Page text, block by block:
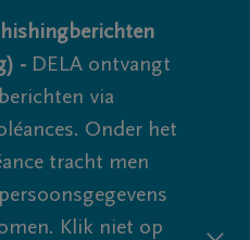
- DELA ontvangt
via
Onder het
tracht men
Klik niet op